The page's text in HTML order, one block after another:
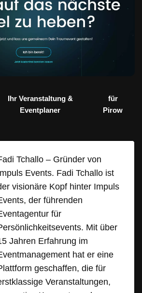
Ihr Veranstaltung &
Eventplaner
für
Pirow
Tchallo – Gründer von
Events. Fadi Tchallo ist
visionäre Kopf hinter Impuls
der führenden
für
Mit über
Jahren Erfahrung im
hat er eine
geschaffen, die für
Veranstaltungen,